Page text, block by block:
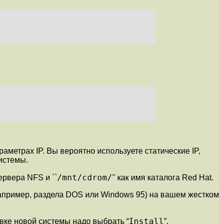
IP. Вы вероятно используете статические IP,
NFS и ``/mnt/cdrom/'' как имя каталога Red Hat.
раздела DOS или Windows 95) на вашем жестком
новой системы надо выбрать “Install”.